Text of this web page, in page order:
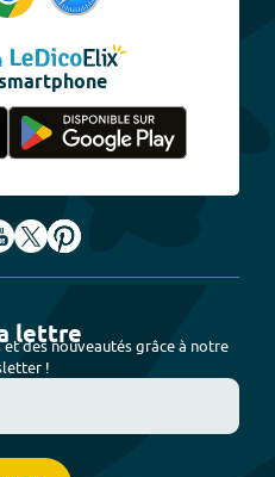
lettre
des nouveautés grâce à notre
!